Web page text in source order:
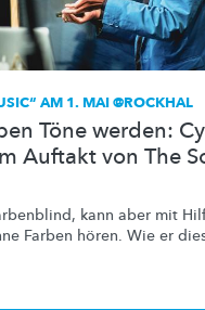
AM 1. MAI @ROCKHAL
Töne werden:
Auftakt von The
kann aber mit
Farben hören. Wie er